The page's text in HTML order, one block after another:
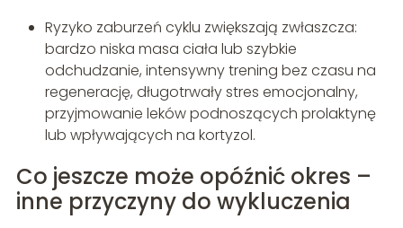
Ryzyko zaburzeń cyklu zwiększają zwłaszcza:
bardzo niska masa ciała lub szybkie
odchudzanie, intensywny trening bez czasu na
regenerację, długotrwały stres emocjonalny,
przyjmowanie leków podnoszących prolaktynę
lub wpływających na kortyzol.
Co jeszcze może opóźnić okres –
inne przyczyny do wykluczenia